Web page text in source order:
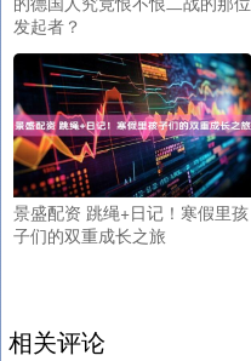
发起者？
景盛配资 跳绳+日记！寒假里孩
子们的双重成长之旅
相关评论